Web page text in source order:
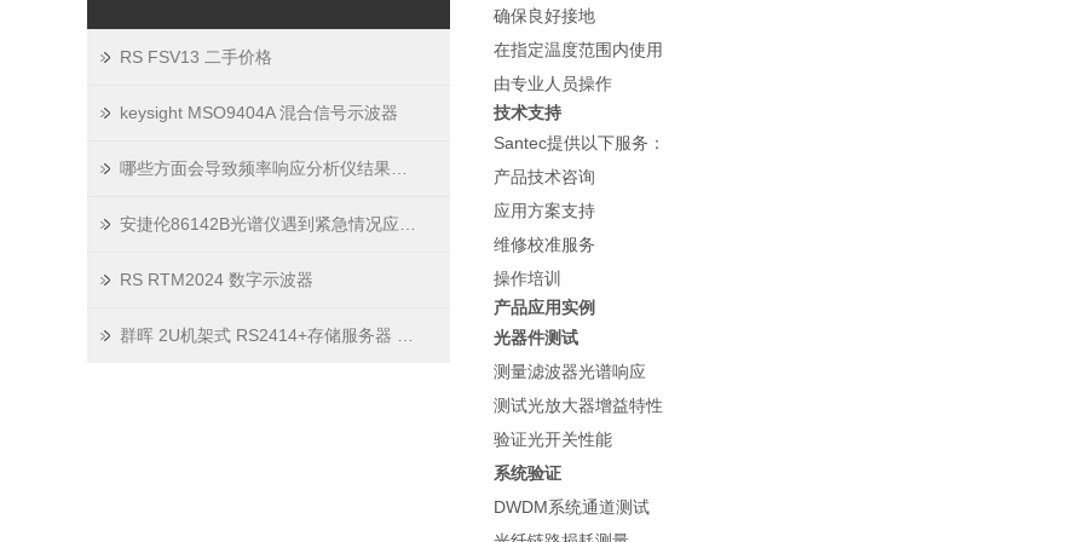
RS FSV13 二手价格
keysight MSO9404A 混合信号示波器
RS RTM2024 数字示波器
确保良好接地
在指定温度范围内使用
由专业人员操作
技术支持
Santec提供以下服务：
产品技术咨询
应用方案支持
维修校准服务
操作培训
产品应用实例
光器件测试
测量滤波器光谱响应
测试光放大器增益特性
验证光开关性能
系统验证
DWDM系统通道测试